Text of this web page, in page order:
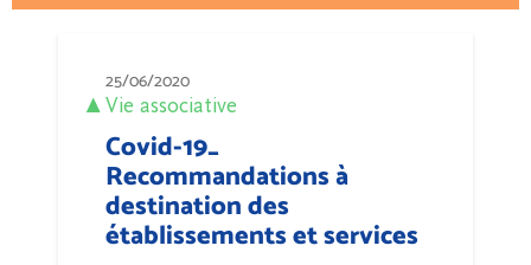
25/06/2020
Vie associative
Covid-19_
Recommandations à
destination des
établissements et services